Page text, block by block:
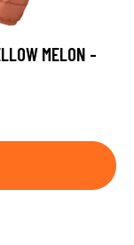
MELON -